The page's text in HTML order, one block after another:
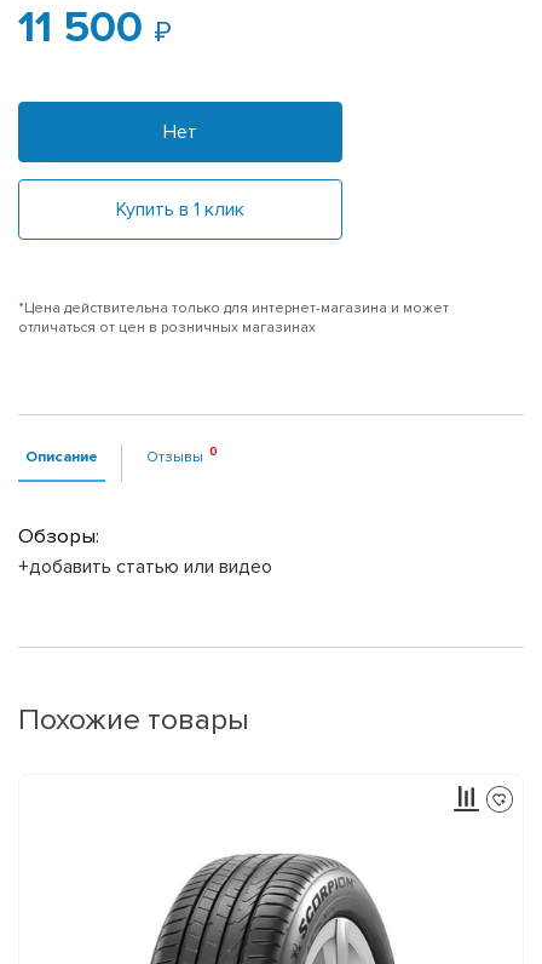
11 500
Нет
Купить в 1 клик
*Цена действительна только для интернет-магазина и может
отличаться от цен в розничных магазинах
Описание Отзывы
Обзоры:
+добавить статью или видео
Похожие товары